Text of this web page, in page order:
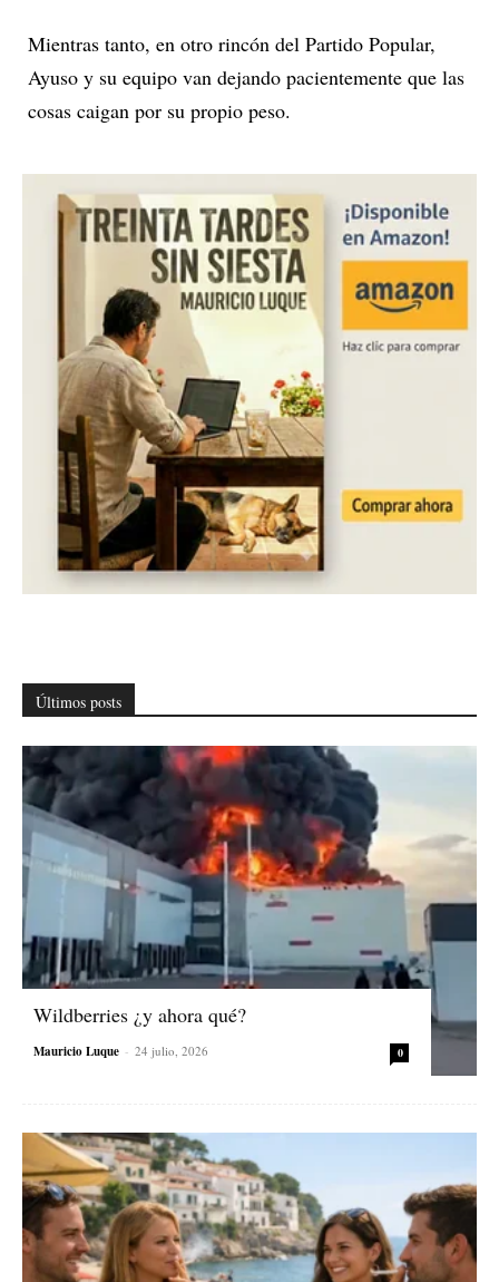
Mientras tanto, en otro rincón del Partido Popular,
Ayuso y su equipo van dejando pacientemente que las
cosas caigan por su propio peso.
Últimos posts
Wildberries ¿y ahora qué?
Mauricio Luque - 24 julio, 2026 0